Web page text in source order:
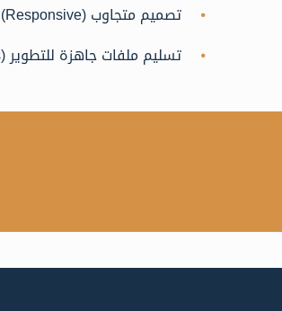
تصميم متجاوب (Responsive) لكل الأجهزة
تسليم ملفات جاهزة للتطوير (Handoff to Developers)